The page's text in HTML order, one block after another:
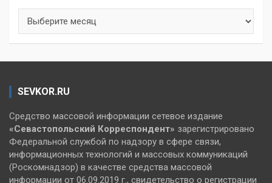
SEVKOR.RU
Средство массовой информации сетевое издание
«Севастопольский Корреспондент» зарегистрировано
Федеральной службой по надзору в сфере связи,
информационных технологий и массовых коммуникаций
(Роскомнадзор) в качестве средства массовой
информации от 06.09.2019 г., свидетельство о регистрации